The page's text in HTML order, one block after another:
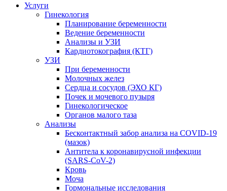
Услуги
Гинекология
Планирование беременности
Ведение беременности
Анализы и УЗИ
Кардиотокография (КТГ)
УЗИ
При беременности
Молочных желез
Сердца и сосудов (ЭХО КГ)
Почек и мочевого пузыря
Гинекологическое
Органов малого таза
Анализы
Бесконтактный забор анализа на COVID-19
(мазок)
Антитела к коронавирусной инфекции
(SARS-CoV-2)
Кровь
Моча
Гормональные исследования